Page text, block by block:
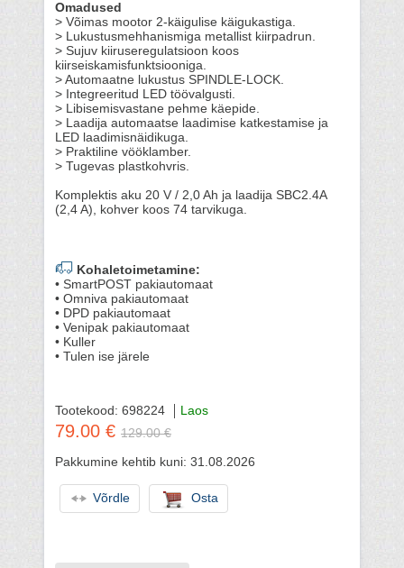
Omadused
> Võimas mootor 2-käigulise käigukastiga.
> Lukustusmehhanismiga metallist kiirpadrun.
> Sujuv kiiruseregulatsioon koos
kiirseiskamisfunktsiooniga.
> Automaatne lukustus SPINDLE-LOCK.
> Integreeritud LED töövalgusti.
> Libisemisvastane pehme käepide.
> Laadija automaatse laadimise katkestamise ja
LED laadimisnäidikuga.
> Praktiline vööklamber.
> Tugevas plastkohvris.
Komplektis aku 20 V / 2,0 Ah ja laadija SBC2.4A
(2,4 A), kohver koos 74 tarvikuga.
Kohaletoimetamine:
• SmartPOST pakiautomaat
• Omniva pakiautomaat
• DPD pakiautomaat
• Venipak pakiautomaat
• Kuller
• Tulen ise järele
Tootekood: 698224 Laos
79.00 € 129.00 €
Pakkumine kehtib kuni: 31.08.2026
Võrdle Osta